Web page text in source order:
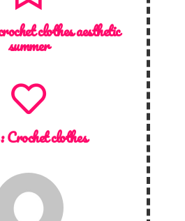
clothes aesthetic
summer
Crochet clothes